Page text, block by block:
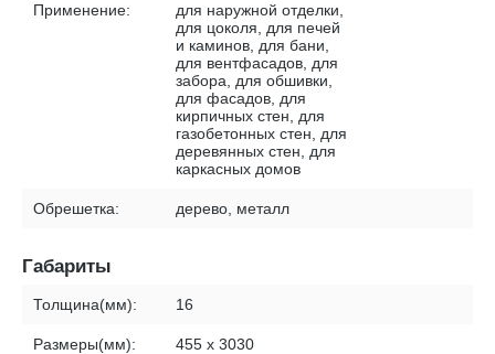
Применение:
для наружной отделки,
для цоколя, для печей
и каминов, для бани,
для вентфасадов, для
забора, для обшивки,
для фасадов, для
кирпичных стен, для
газобетонных стен, для
деревянных стен, для
каркасных домов
Обрешетка: дерево, металл
Габариты
Толщина(мм): 16
Размеры(мм): 455 х 3030